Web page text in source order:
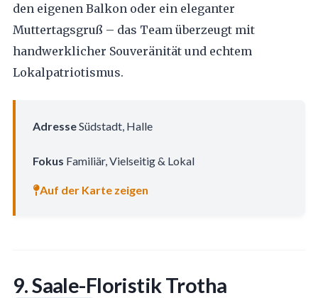
den eigenen Balkon oder ein eleganter
Muttertagsgruß – das Team überzeugt mit
handwerklicher Souveränität und echtem
Lokalpatriotismus.
AdresseSüdstadt, Halle
Fokus Familiär, Vielseitig & Lokal
Auf der Karte zeigen
9. Saale-Floristik Trotha